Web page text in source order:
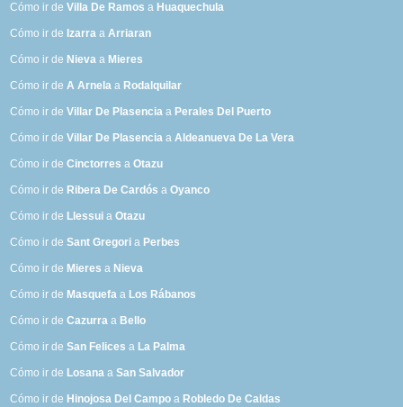
Cómo ir deVilla De Ramos a Huaquechula
Cómo ir de Izarra aArriaran
Cómo ir de Nieva a Mieres
Cómo ir deA Arnela a Rodalquilar
Cómo ir deVillar De Plasencia a Perales Del Puerto
Cómo ir deVillar De Plasencia aAldeanueva De La Vera
Cómo ir deCinctorres aOtazu
Cómo ir de Ribera De Cardós aOyanco
Cómo ir de Llessui aOtazu
Cómo ir deSant Gregori a Perbes
Cómo ir de Mieres a Nieva
Cómo ir de Masquefa a Los Rábanos
Cómo ir deCazurra a Bello
Cómo ir deSan Felices a La Palma
Cómo ir de Losana aSan Salvador
Cómo ir de Hinojosa Del Campo a Robledo De Caldas